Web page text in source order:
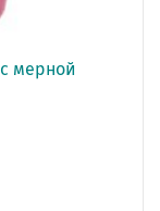
мерной